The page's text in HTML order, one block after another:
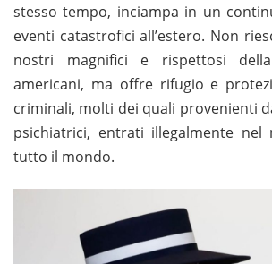
stesso tempo, inciampa in un
eventi catastrofici all’estero. Non
nostri magnifici e rispettosi
americani, ma offre rifugio e
criminali, molti dei quali provenienti
psichiatrici, entrati illegalmente nel
tutto il mondo.